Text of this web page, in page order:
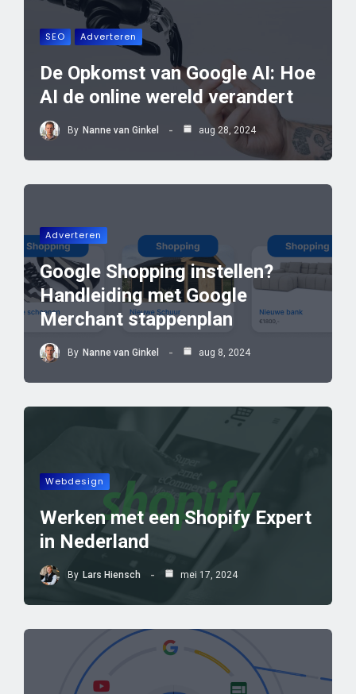
SEO Adverteren
De Opkomst van Google AI: Hoe
AI de online wereld verandert
By Nanne van Ginkel aug 28, 2024
Adverteren
Google Shopping instellen?
Handleiding met Google
Merchant stappenplan
By Nanne van Ginkel aug 8, 2024
Webdesign
Werken met een Shopify Expert
in Nederland
By Lars Hiensch mei 17, 2024